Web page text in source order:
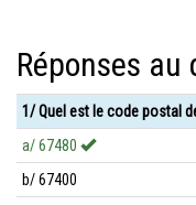
Réponses
1/ Quel est le code postal
a/ 67480
b/ 67400